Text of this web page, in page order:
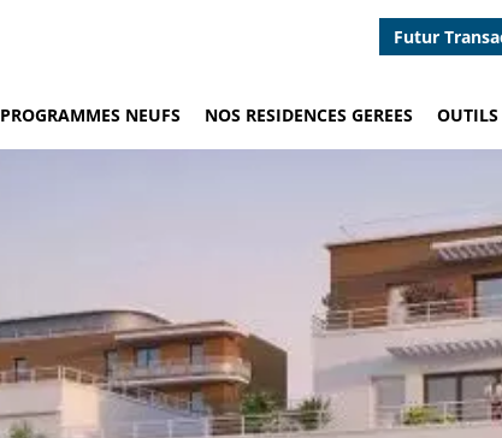
Futur
PROGRAMMES NEUFS NOS RESIDENCES GEREES OUTILS